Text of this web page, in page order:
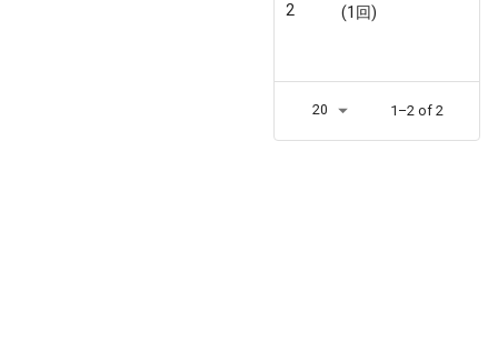
2
(1回)
20 1–2 of 2